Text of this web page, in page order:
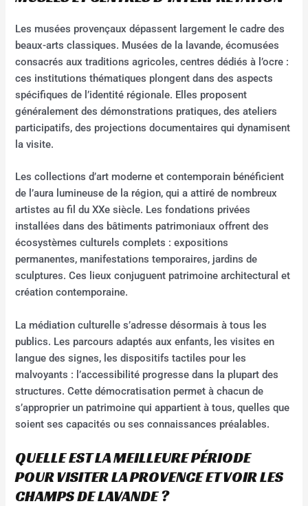
Les musées provençaux dépassent largement le cadre des
beaux-arts classiques. Musées de la lavande, écomusées
consacrés aux traditions agricoles, centres dédiés à l’ocre :
ces institutions thématiques plongent dans des aspects
spécifiques de l’identité régionale. Elles proposent
généralement des démonstrations pratiques, des ateliers
participatifs, des projections documentaires qui dynamisent
la visite.
Les collections d’art moderne et contemporain bénéficient
de l’aura lumineuse de la région, qui a attiré de nombreux
artistes au fil du XXe siècle. Les fondations privées
installées dans des bâtiments patrimoniaux offrent des
écosystèmes culturels complets : expositions
permanentes, manifestations temporaires, jardins de
sculptures. Ces lieux conjuguent patrimoine architectural et
création contemporaine.
La médiation culturelle s’adresse désormais à tous les
publics. Les parcours adaptés aux enfants, les visites en
langue des signes, les dispositifs tactiles pour les
malvoyants : l’accessibilité progresse dans la plupart des
structures. Cette démocratisation permet à chacun de
s’approprier un patrimoine qui appartient à tous, quelles que
soient ses capacités ou ses connaissances préalables.
QUELLE EST LA MEILLEURE PÉRIODE
POUR VISITER LA PROVENCE ET VOIR LES
CHAMPS DE LAVANDE ?